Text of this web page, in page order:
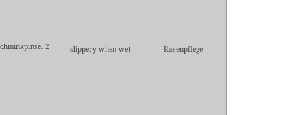
2 slippery when wet Rasenpflege